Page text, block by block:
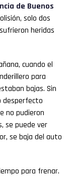
de Buenos
solo dos
heridas
cuando el
para
bajas. Sin
desperfecto
no pudieron
se puede ver
se baja del auto
para frenar.